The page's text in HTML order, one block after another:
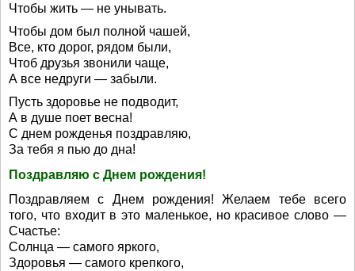
Чтобы жить — не унывать.
Чтобы дом был полной чашей,
Все, кто дорог, рядом были,
Чтоб друзья звонили чаще,
А все недруги — забыли.
Пусть здоровье не подводит,
А в душе поет весна!
С днем рожденья поздравляю,
За тебя я пью до дна!
Поздравляю с Днем рождения!
Поздравляем с Днем рождения! Желаем тебе всего
того, что входит в это маленькое, но красивое слово —
Счастье:
Солнца — самого яркого,
Здоровья — самого крепкого,